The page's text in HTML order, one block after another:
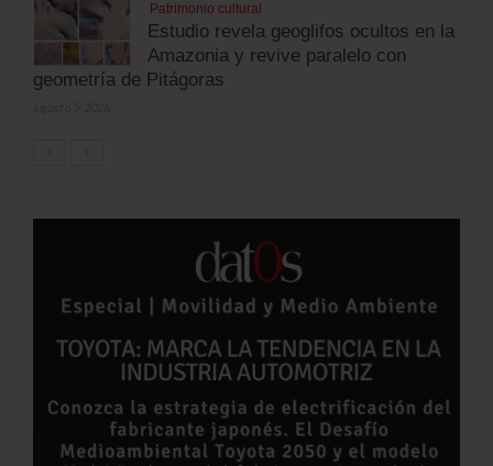
Patrimonio cultural
Estudio revela geoglifos ocultos en la
Amazonia y revive paralelo con
geometría de Pitágoras